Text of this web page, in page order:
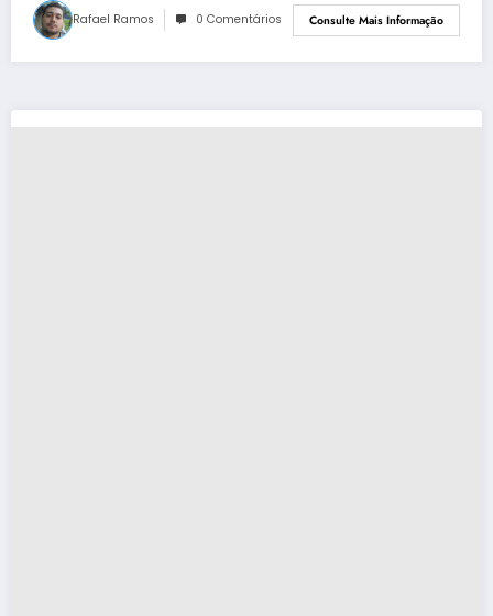
Rafael Ramos 0 Comentários Consulte Mais Informação